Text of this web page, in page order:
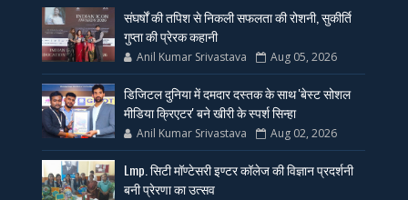
संघर्षों की तपिश से निकली सफलता की रोशनी, सुकीर्ति
गुप्ता की प्रेरक कहानी
Anil Kumar Srivastava Aug 05, 2026
डिजिटल दुनिया में दमदार दस्तक के साथ 'बेस्ट सोशल
मीडिया क्रिएटर' बने खीरी के स्पर्श सिन्हा
Anil Kumar Srivastava Aug 02, 2026
Lmp. सिटी मॉण्टेसरी इण्टर कॉलेज की विज्ञान प्रदर्शनी
बनी प्रेरणा का उत्सव